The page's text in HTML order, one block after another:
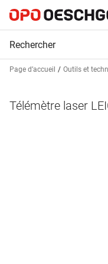
Page d’accueil Outils et
Télémètre laser